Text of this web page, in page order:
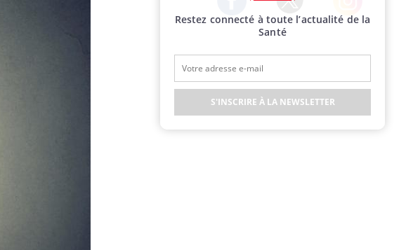
Facebook Twitter Instagram
Restez connecté à toute l’actualité de la
Santé
S'INSCRIRE À LA NEWSLETTER